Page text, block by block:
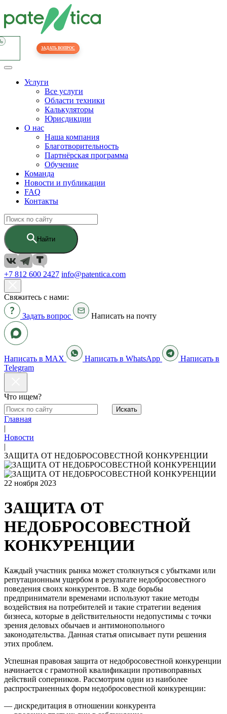
ЗАДАТЬ ВОПРОС
Услуги
Все услуги
Области техники
Калькуляторы
Юрисдикции
О нас
Наша компания
Благотворительность
Партнёрская программа
Обучение
Команда
Новости и публикации
FAQ
Контакты
Найти
+7 812 600 2427 info@patentica.com
Свяжитесь с нами:
Задать вопрос Написать на почту
Написать в MAX Написать в WhatsApp
Написать в
Telegram
Что ищем?
Искать
Главная
|
Новости
|
ЗАЩИТА ОТ НЕДОБРОСОВЕСТНОЙ КОНКУРЕНЦИИ
22 ноября 2023
ЗАЩИТА ОТ
НЕДОБРОСОВЕСТНОЙ
КОНКУРЕНЦИИ
Каждый участник рынка может столкнуться с убытками или
репутационным ущербом в результате недобросовестного
поведения своих конкурентов. В ходе борьбы
предприниматели временами используют такие методы
воздействия на потребителей и такие стратегии ведения
бизнеса, которые в действительности недопустимы с точки
зрения деловых обычаев и антимонопольного
законодательства. Данная статья описывает пути решения
этих проблем.
Успешная правовая защита от недобросовестной конкуренции
начинается с грамотной квалификации противоправных
действий соперников. Рассмотрим одни из наиболее
распространенных форм недобросовестной конкуренции:
— дискредитация в отношении конкурента